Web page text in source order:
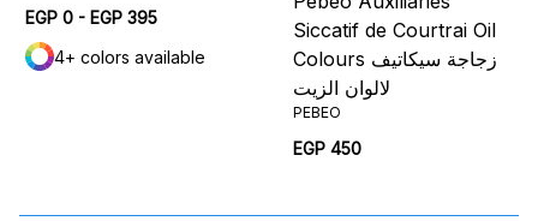
EGP 0 - EGP 395
4+ colors available
Siccatif de Courtrai Oil
Colours زجاجة سيكاتيف
لالوان الزيت
PEBEO
EGP 450